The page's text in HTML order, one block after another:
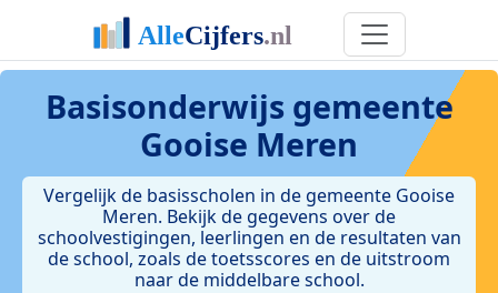
Basisonderwijs gemeente
Gooise Meren
Vergelijk de basisscholen in de gemeente Gooise
Meren. Bekijk de gegevens over de
schoolvestigingen, leerlingen en de resultaten van
de school, zoals de toetsscores en de uitstroom
naar de middelbare school.